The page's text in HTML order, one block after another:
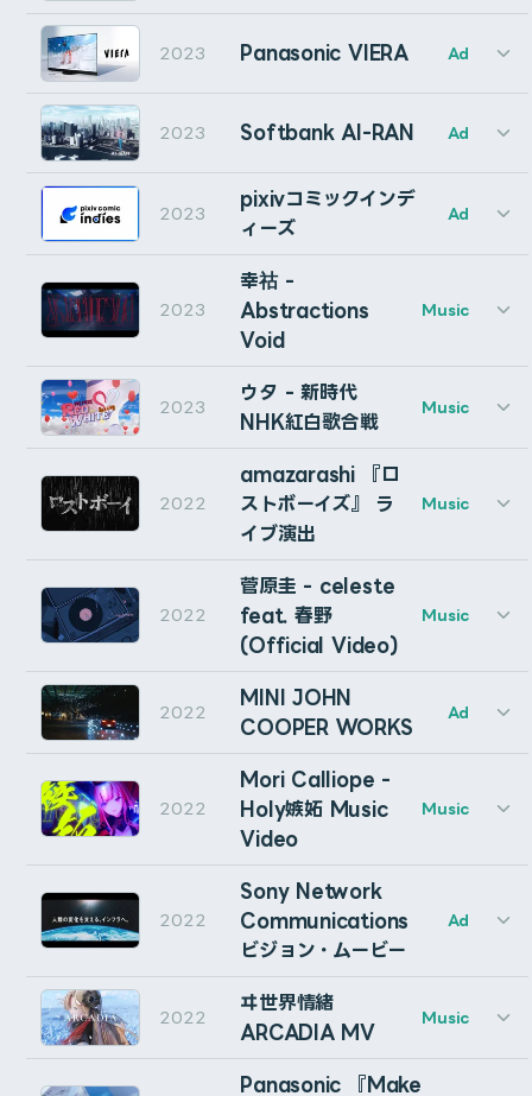
Gumroadで購入した方 … 購入時にメールで送られてくる
ライセンスキーを入力してください。
BOOTHで購入した方 … 購入時にメールで送られてくる
注文番号を入力してください。
各部名称
autoRectボタン
このボタンをクリックすると、選択しているレイヤーの下
に同サイズのシェイプレイヤーが作成されます。（調整レ
イヤー・トラックマットスイッチが両方オフの場合）
シェイプレイヤーにはautoRect pseudoエフェクトが追
Shift+クリックで、選択しているレイヤーの上にシェイプ
autoRectを作成できないレイヤーはスキップされ、スキ
ップされたレイヤーはステータスメッセージに表示されま
調整レイヤー スイッチ
AEには、DaVinci Resolveにある素晴らしいDIMスイッ
チはありません。そこで、私、Cumuloworksが作ってあ
げました。どういたしまして。
30分で作ったので、バグがあるかもしれません。自己責任
でお願いします。(見つけたら教えてください。）
どのように機能するのか？
DIMスイッチを押すと、オーディオを含むすべてのレイヤ
ーに「CW Dim」という名前のステレオミキサーエフェク
トが追加され、オーディオレベルが20%に設定されます。
もう一度押すと、追加されたエフェクトが解除され、元の
状態に戻ります。
ディミングはレンダリングにも影響します! ですから、レ
ンダリング前にディムを解除することを忘れないでくださ
い。
追加した’CW Dim’エフェクトを手動で削除するとどう
なりますか？
基本的には問題ありません。もちろん、現在の状態は一時
的にスイッチの表示と一致しなくなりますが、さらに数回
クリックすると元に戻ります。
追加したステレオミキサーエフェクトが既にレイヤーに
ある場合はどうなりますか？
問題なく動作します。このスクリプトは、「(CW Dim)」
と完全に一致する名前のエフェクトにのみ作用します。
このスクリプトを使用する際のルールはありますか？
特にありません。再配布は禁止です。また、自己責任で使
用してください。
問題の報告・質問など
コンタクトページ
Location：静岡市フィルムコミッション/静岡県⽴⼤学
CG Modeler: Ryudai Nishikawa
CG Modeler: Hiromu Kobori
Technical Artist: Hiroyuki Okada (Modeling Cafe)
CG Animator: Yuji Ohtake
CG Artist: Tomoya Eguchi (Cumuloworks, Inc.)
Motion Designer: Kaito Mochida
Assistant CG Artist: Takami Yuki
VFX Supervisor: Gento Fujiwara (NEWPOT PICTURES)
Production Coordinator: Rio Okamoto (NEWPOT
Production Manager: Nate (nim)
CG Artist: Oishi Ryoma (nim)
CG Artist: Yu Ishino (Thisman)
CG Production Coordinator Motoyuki Kawase
CG Designer: Tomoya Mogi (tsumiki)
CG Line Producer: Asami Konno (tsumiki)
CG Production Manager: Kenta Kawashima (KASSEN)
CG Producer: Hisamichi Kido (KASSEN)
Rendering Manager: michikachira
Cinematographer: Mine Kairi (MtsuMne)
Assistant Cinematographer: Natsuho Fujii
Production Manager: Kentaro Iwaki
Producer: Hideyuki Negishi
Executive Producer: PIEDPIPER
Produced by KAMITSUBAKI STUDIO
©2024 THINKR INC. / KAMITSUBAKI STUDIO
Client: Perfetti Van Melle Japan Services K.K.
Production：Naname inc.
Producer : Shunsuke Murakami
Director : Kazuhiro Hata
Designer : Kenjiro Matsuoka
3D Motion Grapher : Kazuhiro Hata , Yosuke
Music : PARKGOLF
Sound Designer : Junichi Sasaki
のムービーのVFXを担当いたしました。
Director：Yasuhiro Arafune (EPOCH)
Cinematographer：Shun Murakami
Lighting Director：Fuyuki Ishikawa
Casting：Hannah Wakuda（SKALY）
Stylist：SHIRO.O
Make-up：Masayoshi Okudaira,Ayumi Chigira,Yuko
Motion Graphics：yujureal works
Telop Design：Manabu Honchu
Lead VFX Artist: Tomoya Eguchi (Cumuloworks,
Assistant VFX Artist: Akito Osawa (SHIGU), Huseki
Match Move Artist: Sho Watanabe (UNDEFINED)
Production Manager：Yuzo Morota,Kentaro Iwaki
Producer ：Daichi Yanagita (THINKR),Hideyuki
Executive Producer：PIEDPIPER
Produced by KAMITSUBAKI STUDIO
セブンイレブン・ジャパン「挑戦の歩み（環境篇）」の一
部CGの制作を担当いたしました。
Client: Seven-Eleven Japan Co., Ltd.
Agency: PYRAMID FILM INC.
Director: Kei Ohta
CG: Tomoya Eguchi (Cumuloworks, Inc.)
TOKYO NODE サイネージロゴモーションを
NANAME.INCと制作しました。
主にAfter Effectsでの動的なグラフィック生成の開発を
行いました。
Client: Mori Building Co., Ltd.
Production: NANAME INC. + Bascule Inc.
Producer: Shunsuke Murakami (NANAME INC.), Sho
Supervisor: Yugo Nakamura
Creative Director: Kampei Baba
Production Manager: Kenichi Oikawa (NANAME
Motion Graphics Director: Kazuhiro Hata (NANAME
Motion Grapher: Kaito Mochida (NANAME INC.),
Designer: Momoko Hashino (NANAME INC.)
すとぷり “ゆらゆら” のミュージックビデオのディレクシ
ョン・CG・コンポジットを担当しました。
Creative Director : Taisei Watanabe  (Asche
Director : Tomoya Eguchi (Cumuloworks)
Cinematographer : Issey Muraoka
1st Camera Assistant : Kosuke Sai
2nd Camera Assistant : tsuji natsumi
3rd Camera Assistant : Suzuki Shigeatsu
Lighting Director : Ippei Iwaki (LightNix inc.)
Light Assistant : Raita Imai
Driver : Ryuhei Sakamoto / Zentaro Sato
Grading : Haruka Okutsu (i-7)
Choreographer : Shin.1
Assistant Choreographer : Miho
Compositing : Tomoya Eguchi (Cumuloworks)
Assistant Compositing : Kenji Sakaide
CG Artist : Akito Osawa (SHIGU)
CG / Technical Artist : Reflex
Assistant CG Animator : Wotakichi (NIN)
Match Move Artist : Naoki Korematsu (CGSLAB)
Graphic Designer (Title) : mao (@maocyaan)
Graphic Designer (Props) : Minami Fuji (CARAVAN)
Production Manager : Mayumi Sankoda / Kumi
Video Producer : Shogo Minowa (VIXI)
Creative Production : Asche Studio
2023 Panasonic VIERA Ad
Panasonic 4K有機ELビエラMZ2500 ムービーのCGを
制作いたしました。
Client: Panasonic
Agency: AOI Pro.
CGI: Tomoya Eguchi (Cumuloworks), Takahiro
2023 Softbank AI-RAN Ad
Softbank 第37回定時株主総会にて使用された、AI-RAN
Client: Softbank
Edit, Motion Graphics, 3DCG: Tomoya Eguchi
2023
pixivコミックインデ
ィーズ
Ad
pixivコミックインディーズのムービーをディレクション・
Client: pixiv Inc.
Production: Cumuloworks, Inc.
Direction, Design, Motion Graphics, Multi-audio:
Illustration: pixiv Inc.
Narration: Sayaka Wada
2023
幸祜 -
Abstractions
Void
Music
Shiguのディレクションの下、一部モーションデザインな
どを担当いたしました。
Vocal : KOKO
作詞・作曲・編曲 : Feryquitous
MIX : 大川誠
Producer : Masayuki Kanmori (THINKR)
2023
ウタ - 新時代
NHK紅白歌合戦
Music
第73回紅白歌合戦において、ウタ - 新時代の背景LED演
出を担当させていただきました
ONE PIECE FILM RED SPECIAL TEAM：
WOTAKICHI(NIN) / Tatsuya Miyakoshi (ACHERON
2022
amazarashi 『ロ
ストボーイズ』 ラ
イブ演出
Music
amazarashiのライブ「ロストボーイズ」内の楽曲「ロス
トボーイズ」の映像演出を担当させていただきました。
Agency: VIXI
CG Designer: Huseki, Cumuloworks
2022
菅原圭 - celeste
feat. 春野
(Official Video)
Music
モーションデザインの一部をお手伝いさせていただきまし
Lyrics & Music : 菅原圭
Arrangement : 春野
Singer : 菅原圭, 春野
2022
MINI JOHN
COOPER WORKS
Ad
MINI JOHN COOPER WORKSのムービーの一部VFX
を担当しました。
2022
Mori Calliope -
Holy嫉妬 Music
Video
Music
2022
Sony Network
Communications
ビジョン・ムービー
Ad
2022
ヰ世界情緒
ARCADIA MV
Music
Panasonic 『Make